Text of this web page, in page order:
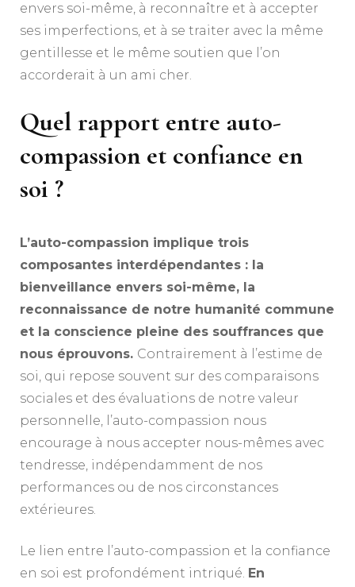
envers soi-même, à reconnaître et à accepter
ses imperfections, et à se traiter avec la même
gentillesse et le même soutien que l’on
accorderait à un ami cher.
Quel rapport entre auto-
compassion et confiance en
soi ?
L’auto-compassion implique trois
composantes interdépendantes : la
bienveillance envers soi-même, la
reconnaissance de notre humanité commune
et la conscience pleine des souffrances que
nous éprouvons. Contrairement à l’estime de
soi, qui repose souvent sur des comparaisons
sociales et des évaluations de notre valeur
personnelle, l’auto-compassion nous
encourage à nous accepter nous-mêmes avec
tendresse, indépendamment de nos
performances ou de nos circonstances
extérieures.
Le lien entre l’auto-compassion et la confiance
en soi est profondément intriqué. En